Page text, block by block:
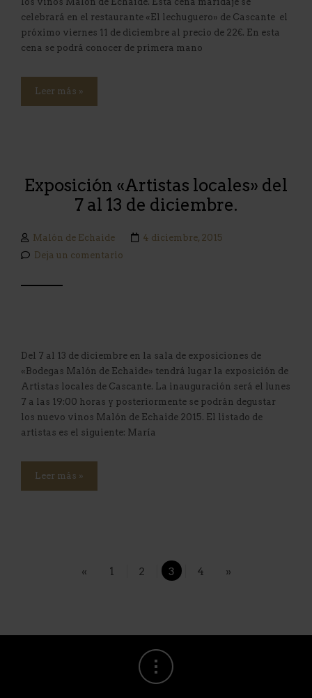
celebrará en el restaurante «El lechuguero» de Cascante el
próximo viernes 11 de diciembre al precio de 22€. En esta
cena se podrá conocer de primera mano
Leer más »
Exposición «Artistas locales» del
7 al 13 de diciembre.
Malón de Echaide
4 diciembre, 2015
Deja un comentario
Del 7 al 13 de diciembre en la sala de exposiciones de
«Bodegas Malón de Echaide» tendrá lugar la exposición de
Artistas locales de Cascante. La inauguración será el lunes
7 a las 19:00 horas y posteriormente se podrán degustar
los nuevo vinos Malón de Echaide 2015. El listado de
artistas es el siguiente: María
Leer más »
« 1 2 3 4 »